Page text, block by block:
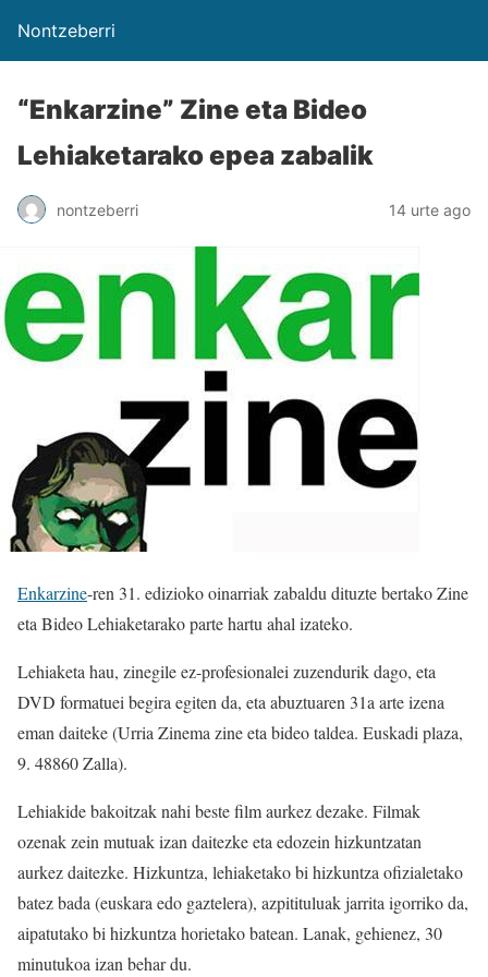
Nontzeberri
“Enkarzine” Zine eta Bideo
Lehiaketarako epea zabalik
nontzeberri 14 urte ago
Enkarzine-ren 31. edizioko oinarriak zabaldu dituzte bertako Zine
eta Bideo Lehiaketarako parte hartu ahal izateko.
Lehiaketa hau, zinegile ez-profesionalei zuzendurik dago, eta
DVD formatuei begira egiten da, eta abuztuaren 31a arte izena
eman daiteke (Urria Zinema zine eta bideo taldea. Euskadi plaza,
9. 48860 Zalla).
Lehiakide bakoitzak nahi beste film aurkez dezake. Filmak
ozenak zein mutuak izan daitezke eta edozein hizkuntzatan
aurkez daitezke. Hizkuntza, lehiaketako bi hizkuntza ofizialetako
batez bada (euskara edo gaztelera), azpitituluak jarrita igorriko da,
aipatutako bi hizkuntza horietako batean. Lanak, gehienez, 30
minutukoa izan behar du.